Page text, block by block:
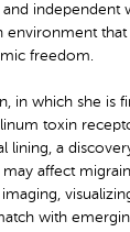
independent
environment that
freedom.
in which she is
toxin
lining, a
affect
with